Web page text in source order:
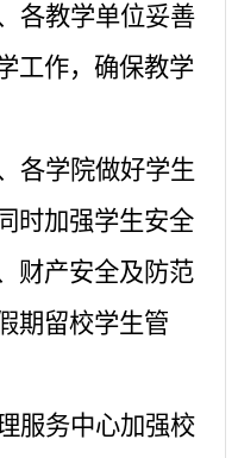
各教学单位妥善
工作，确保教学
各学院做好学生
时加强学生安全
财产安全及防范
期留校学生管
服务中心加强校